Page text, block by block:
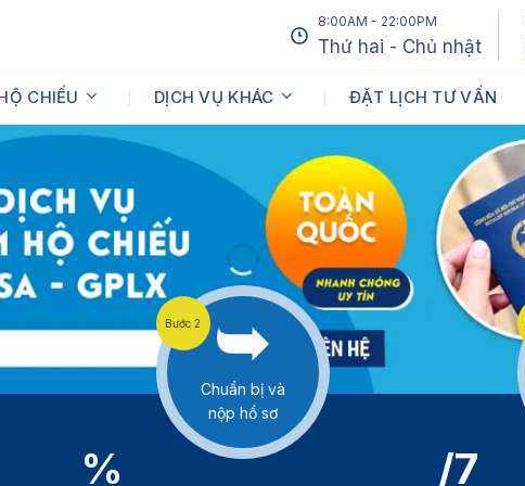
8:00AM - 22:00PM
Thứ hai - Chủ nhật
CHIẾU DỊCH VỤ KHÁC ĐẶT LỊCH TƯ VẤN
Bước 2
Chuẩn bị và
nộp hồ sơ
% /7
và tên
Họ và tên của bạn
Nhập số điện thoại cần được tư vấn